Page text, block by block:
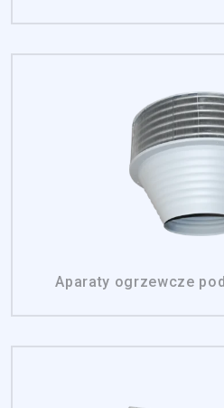
Aparaty ogrzewcze